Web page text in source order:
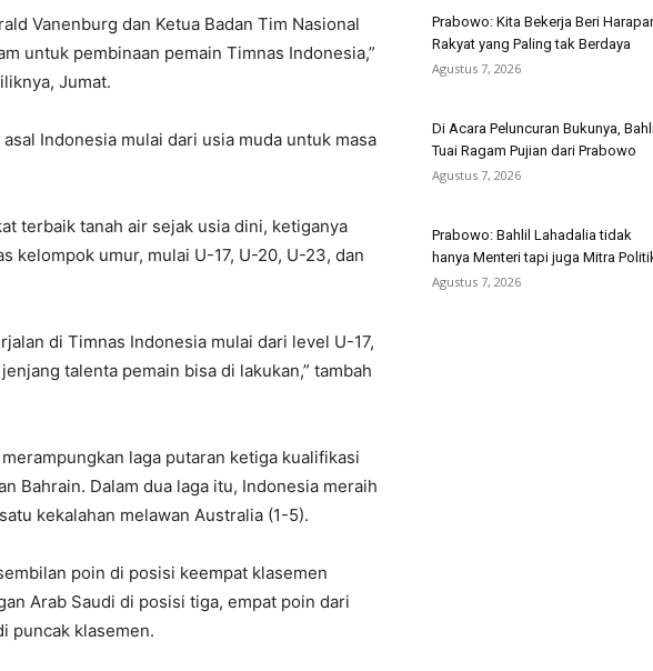
Vanenburg dan Ketua Badan Tim Nasional
untuk pembinaan pemain Timnas Indonesia,”
Jumat.
Indonesia mulai dari usia muda untuk masa
terbaik tanah air sejak usia dini, ketiganya
kelompok umur, mulai U-17, U-20, U-23, dan
di Timnas Indonesia mulai dari level U-17,
talenta pemain bisa di lakukan,” tambah
laga putaran ketiga kualifikasi
Bahrain. Dalam dua laga itu, Indonesia meraih
kekalahan melawan Australia (1-5).
poin di posisi keempat klasemen
Arab Saudi di posisi tiga, empat poin dari
puncak klasemen.
Prabowo: Kita Bekerja Beri
Rakyat yang Paling tak Berdaya
Agustus 7, 2026
Di Acara Peluncuran Bukunya,
Tuai Ragam Pujian dari Prabowo
Agustus 7, 2026
Prabowo: Bahlil Lahadalia tidak
hanya Menteri tapi juga Mitra
Agustus 7, 2026